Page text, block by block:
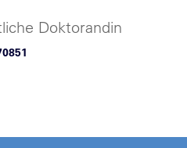
Doktorandin